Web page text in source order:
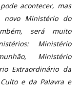
acontecer, mas
novo Ministério do
será muito
Ministério
Ministério
Extraordinário da
e da Palavra e